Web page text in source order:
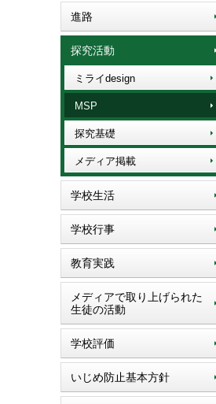
進路
探究活動
ミライdesign
MSP
探究基礎
メディア掲載
学校生活
学校行事
教育実践
メディアで取り上げられた
生徒の活動
学校評価
いじめ防止基本方針